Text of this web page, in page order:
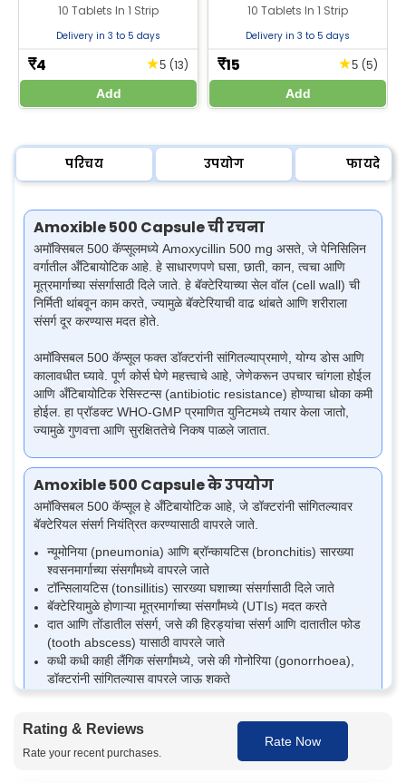
(हायव्ह्ज) आणि कीटक चावल्यावर
होणाऱ्या प्रतिक्रिया यावर उपचार करते.
झीलॅब फार्मसीमधून लिवझोन गोळी खरेदी
10 Tablets In 1 Strip
Delivery in 3 to 5 days
₹4 ★5 (13)
Add
ताप उतरविण्यास मदत करते. प्रभावी वेदना
आणि ताप कमी करण्यासाठी झीलॅब
फार्मसीमधून पॅरासिटामॉल 650 गोळी
10 Tablets In 1 Strip
Delivery in 3 to 5 days
₹15 ★5 (5)
Add
परिचय उपयोग फायदे
Amoxible 500 Capsule ची रचना
अमॉक्सिबल 500 कॅप्सूलमध्ये Amoxycillin 500 mg असते, जे पेनिसिलिन
वर्गातील अँटिबायोटिक आहे. हे साधारणपणे घसा, छाती, कान, त्वचा आणि
मूत्रमार्गाच्या संसर्गासाठी दिले जाते. हे बॅक्टेरियाच्या सेल वॉल (cell wall) ची
निर्मिती थांबवून काम करते, ज्यामुळे बॅक्टेरियाची वाढ थांबते आणि शरीराला
संसर्ग दूर करण्यास मदत होते.
अमॉक्सिबल 500 कॅप्सूल फक्त डॉक्टरांनी सांगितल्याप्रमाणे, योग्य डोस आणि
कालावधीत घ्यावे. पूर्ण कोर्स घेणे महत्त्वाचे आहे, जेणेकरून उपचार चांगला होईल
आणि अँटिबायोटिक रेसिस्टन्स (antibiotic resistance) होण्याचा धोका कमी
होईल. हा प्रॉडक्ट WHO-GMP प्रमाणित युनिटमध्ये तयार केला जातो,
ज्यामुळे गुणवत्ता आणि सुरक्षिततेचे निकष पाळले जातात.
Amoxible 500 Capsule के उपयोग
अमॉक्सिबल 500 कॅप्सूल हे अँटिबायोटिक आहे, जे डॉक्टरांनी सांगितल्यावर
बॅक्टेरियल संसर्ग नियंत्रित करण्यासाठी वापरले जाते.
न्यूमोनिया (pneumonia) आणि ब्रॉन्कायटिस (bronchitis) सारख्या
श्वसनमार्गाच्या संसर्गांमध्ये वापरले जाते
टॉन्सिलायटिस (tonsillitis) सारख्या घशाच्या संसर्गासाठी दिले जाते
बॅक्टेरियामुळे होणाऱ्या मूत्रमार्गाच्या संसर्गांमध्ये (UTIs) मदत करते
दात आणि तोंडातील संसर्ग, जसे की हिरड्यांचा संसर्ग आणि दातातील फोड
(tooth abscess) यासाठी वापरले जाते
कधी कधी काही लैंगिक संसर्गांमध्ये, जसे की गोनोरिया (gonorrhoea),
डॉक्टरांनी सांगितल्यास वापरले जाऊ शकते
कधी कधी हेलिकोबॅक्टर पायलोरी (Helicobacter pylori) संसर्गासाठी
Rating & Reviews
Rate your recent purchases.
Rate Now